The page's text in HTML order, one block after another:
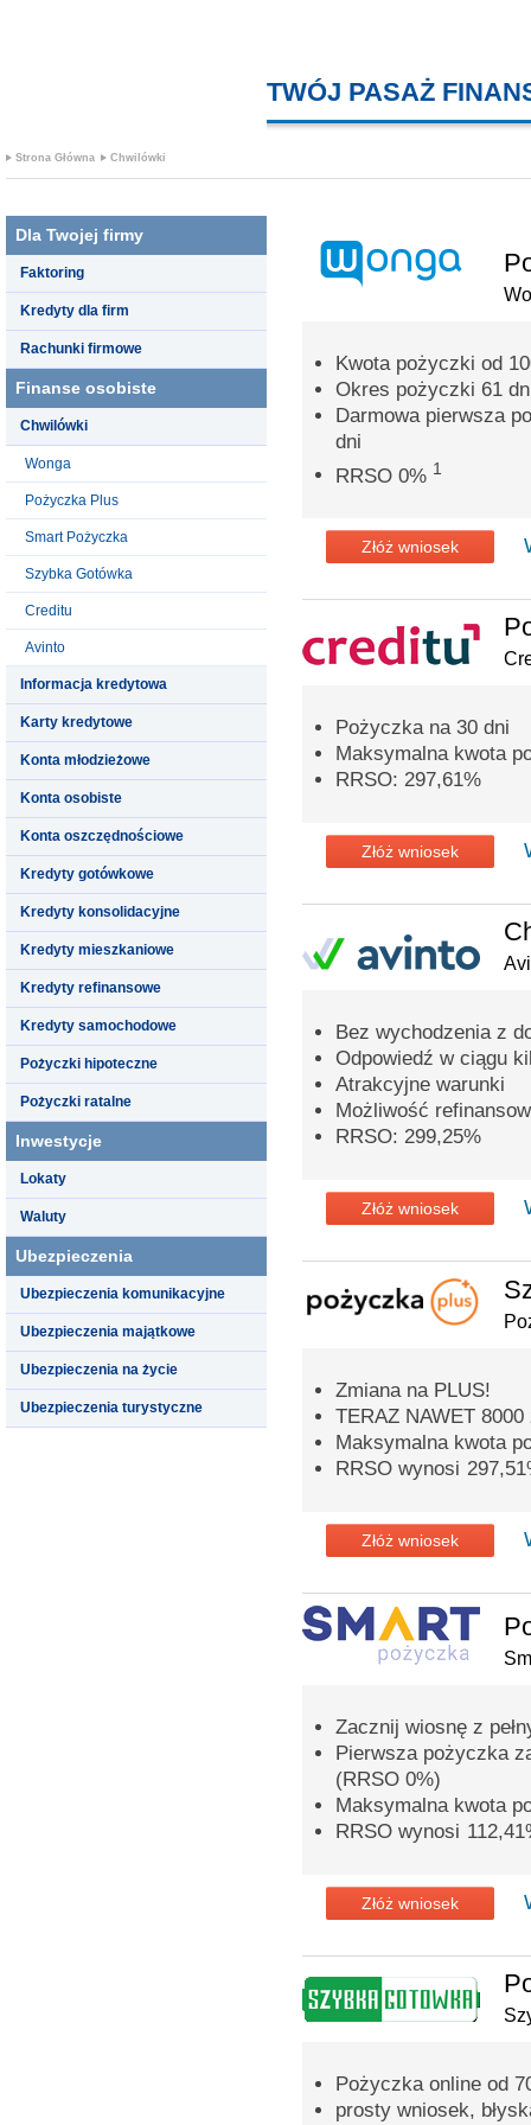
TWÓJ PASAŻ
Strona Główna Chwilówki
Dla Twojej firmy
Faktoring
Kredyty dla firm
Rachunki firmowe
Finanse osobiste
Chwilówki
Wonga
Pożyczka Plus
Smart Pożyczka
Szybka Gotówka
Creditu
Avinto
Informacja kredytowa
Karty kredytowe
Konta młodzieżowe
Konta osobiste
Konta oszczędnościowe
Kredyty gotówkowe
Kredyty konsolidacyjne
Kredyty mieszkaniowe
Kredyty refinansowe
Kredyty samochodowe
Pożyczki hipoteczne
Pożyczki ratalne
Inwestycje
Lokaty
Waluty
Ubezpieczenia
Ubezpieczenia komunikacyjne
Ubezpieczenia majątkowe
Ubezpieczenia na życie
Ubezpieczenia turystyczne
Kwota pożyczki od
Okres pożyczki 61
Darmowa pierwsza
dni
RRSO 0% 1
Złóż wniosek
Pożyczka na 30 dni
Maksymalna kwota
RRSO: 297,61%
Złóż wniosek
Bez wychodzenia z
Odpowiedź w ciągu
Atrakcyjne warunki
Możliwość
RRSO: 299,25%
Złóż wniosek
Zmiana na PLUS!
TERAZ NAWET
Maksymalna kwota
RRSO wynosi
Złóż wniosek
Zacznij wiosnę z
Pierwsza pożyczka
(RRSO 0%)
Maksymalna kwota
RRSO wynosi
Złóż wniosek
Pożyczka online od
prosty wniosek,